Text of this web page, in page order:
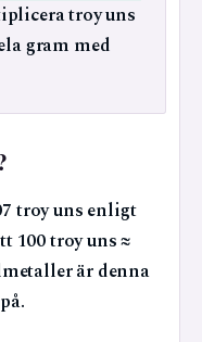
troy uns
gram med
troy uns enligt
100 troy uns ≈
är denna